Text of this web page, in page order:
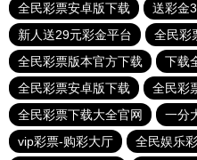
全民彩票安卓版下载
送彩金
新人送29元彩金平台
全民彩
全民彩票版本官方下载
下载
全民彩票安卓版下载
全民彩
全民彩票下载大全官网
一分
vip彩票-购彩大厅
全民娱乐